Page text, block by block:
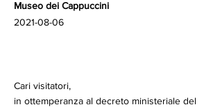
Museo dei Cappuccini
2021-08-06
Cari visitatori,
in ottemperanza al decreto ministeriale del